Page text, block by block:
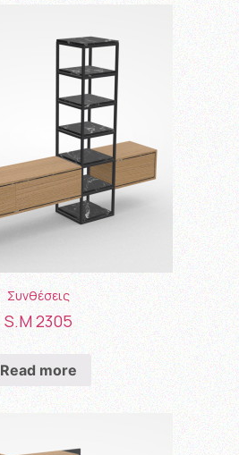
Συνθέσεις
S.M 2305
Read more